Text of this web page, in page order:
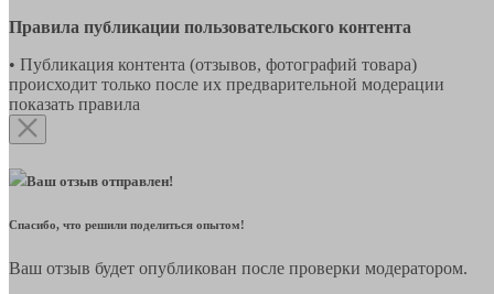
Правила публикации пользовательского контента
• Публикация контента (отзывов, фотографий товара)
происходит только после их предварительной модерации
показать правила
Ваш отзыв отправлен!
Спасибо, что решили поделиться опытом!
Ваш отзыв будет опубликован после проверки модератором.